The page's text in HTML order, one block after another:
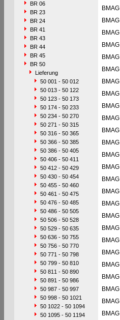
BR 06
BR 23
BR 24
BR 41
BR 43
BR 44
BR 45
BR 50
Lieferung
50 001 - 50 012
50 013 - 50 122
50 123 - 50 173
50 174 - 50 233
50 234 - 50 270
50 271 - 50 315
50 316 - 50 365
50 366 - 50 385
50 386 - 50 405
50 406 - 50 411
50 412 - 50 429
50 430 - 50 454
50 455 - 50 460
50 461 - 50 475
50 476 - 50 485
50 486 - 50 505
50 506 - 50 528
50 529 - 50 635
50 636 - 50 755
50 756 - 50 770
50 771 - 50 798
50 799 - 50 810
50 811 - 50 890
50 891 - 50 986
50 987 - 50 997
50 998 - 50 1021
50 1022 - 50 1094
50 1095 - 50 1194
BMAG
BMAG
BMAG
BMAG
BMAG
BMAG
BMAG
BMAG
BMAG
BMAG
BMAG
BMAG
BMAG
BMAG
BMAG
BMAG
BMAG
BMAG
BMAG
BMAG
BMAG
BMAG
BMAG
BMAG
BMAG
BMAG